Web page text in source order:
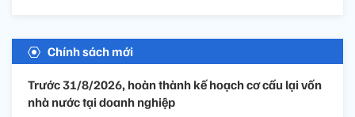
Chính sách mới
Trước 31/8/2026, hoàn thành kế hoạch cơ cấu lại vốn
nhà nước tại doanh nghiệp